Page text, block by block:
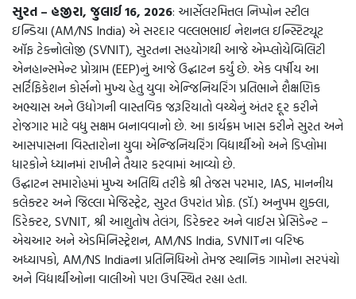
સુરત – હજીરા, જુલાઈ 16, 2026: આર્સેલરમિત્તલ નિપ્પોન સ્ટીલ
ઇન્ડિયા (AM/NS India) એ સરદાર વલ્લભભાઈ નેશનલ ઇન્સ્ટિટ્યૂટ
ઑફ ટેક્નોલોજી (SVNIT), સુરતના સહયોગથી આજે એમ્પ્લોયેબિલિટી
એનહાન્સમેન્ટ પ્રોગ્રામ (EEP)નું આજે ઉદ્ઘાટન કર્યું છે. એક વર્ષીય આ
સર્ટિફિકેશન કોર્સનો મુખ્ય હેતુ યુવા એન્જિનિયરિંગ પ્રતિભાને શૈક્ષણિક
અભ્યાસ અને ઉદ્યોગની વાસ્તવિક જરૂરિયાતો વચ્ચેનું અંતર દૂર કરીને
રોજગાર માટે વધુ સક્ષમ બનાવવાનો છે. આ કાર્યક્રમ ખાસ કરીને સુરત અને
આસપાસના વિસ્તારોના યુવા એન્જિનિયરિંગ વિદ્યાર્થીઓ અને ડિપ્લોમા
ધારકોને ધ્યાનમાં રાખીને તૈયાર કરવામાં આવ્યો છે.
ઉદ્ઘાટન સમારોહમાં મુખ્ય અતિથિ તરીકે શ્રી તેજસ પરમાર, IAS, માનનીય
કલેક્ટર અને જિલ્લા મેજિસ્ટ્રેટ, સુરત ઉપરાંત પ્રોફ. (ડૉ.) અનુપમ શુક્લા,
ડિરેક્ટર, SVNIT, શ્રી આશુતોષ તેલંગ, ડિરેક્ટર અને વાઈસ પ્રેસિડેન્ટ –
એચઆર અને એડમિનિસ્ટ્રેશન, AM/NS India, SVNITના વરિષ્ઠ
અધ્યાપકો, AM/NS Indiaના પ્રતિનિધિઓ તેમજ સ્થાનિક ગામોના સરપંચો
અને વિદ્યાર્થીઓના વાલીઓ પણ ઉપસ્થિત રહ્યા હતા.